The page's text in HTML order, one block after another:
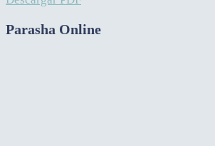
Parasha Online